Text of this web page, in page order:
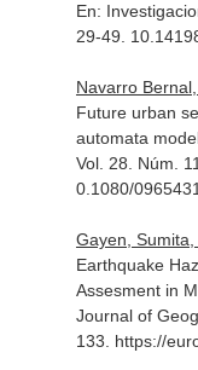
En:
29-49.
Navarro
Future urban
automata
Vol. 28. Núm.
0.1080/
Gayen,
Earthquake
Assesment in
Journal of
133. https://